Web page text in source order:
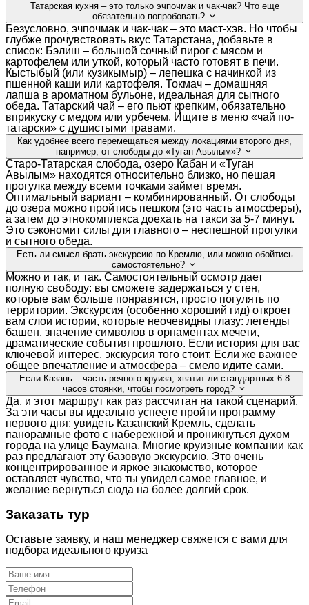
Татарская кухня – это только эчпочмак и чак-чак? Что еще
обязательно попробовать?
Безусловно, эчпочмак и чак-чак – это маст-хэв. Но чтобы
глубже прочувствовать вкус Татарстана, добавьте в
список: Бэлиш – большой сочный пирог с мясом и
картофелем или уткой, который часто готовят в печи.
Кыстыбый (или кузикымыр) – лепешка с начинкой из
пшенной каши или картофеля. Токмач – домашняя
лапша в ароматном бульоне, идеальная для сытного
обеда. Татарский чай – его пьют крепким, обязательно
вприкуску с медом или урбечем. Ищите в меню «чай по-
татарски» с душистыми травами.
Как удобнее всего перемещаться между локациями второго дня,
например, от слободы до «Туган Авылым»?
Старо-Татарская слобода, озеро Кабан и «Туган
Авылым» находятся относительно близко, но пешая
прогулка между всеми точками займет время.
Оптимальный вариант – комбинированный. От слободы
до озера можно пройтись пешком (это часть атмосферы),
а затем до этнокомплекса доехать на такси за 5-7 минут.
Это сэкономит силы для главного – неспешной прогулки
и сытного обеда.
Есть ли смысл брать экскурсию по Кремлю, или можно обойтись
самостоятельно?
Можно и так, и так. Самостоятельный осмотр дает
полную свободу: вы сможете задержаться у стен,
которые вам больше понравятся, просто погулять по
территории. Экскурсия (особенно хороший гид) откроет
вам слои истории, которые неочевидны глазу: легенды
башен, значение символов в орнаментах мечети,
драматические события прошлого. Если история для вас
ключевой интерес, экскурсия того стоит. Если же важнее
общее впечатление и атмосфера – смело идите сами.
Если Казань – часть речного круиза, хватит ли стандартных 6-8
часов стоянки, чтобы посмотреть город?
Да, и этот маршрут как раз рассчитан на такой сценарий.
За эти часы вы идеально успеете пройти программу
первого дня: увидеть Казанский Кремль, сделать
панорамные фото с набережной и проникнуться духом
города на улице Баумана. Многие круизные компании как
раз предлагают эту базовую экскурсию. Это очень
концентрированное и яркое знакомство, которое
оставляет чувство, что ты увидел самое главное, и
желание вернуться сюда на более долгий срок.
Заказать тур
Оставьте заявку, и наш менеджер свяжется с вами для
подбора идеального круиза